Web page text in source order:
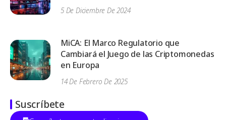
5 De Diciembre De 2024
MiCA: El Marco Regulatorio que
Cambiará el Juego de las Criptomonedas
en Europa
14 De Febrero De 2025
Suscríbete